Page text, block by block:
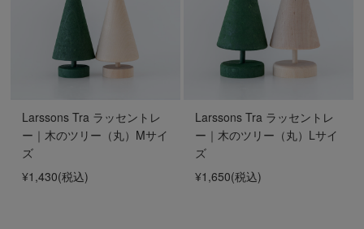
Larssons Tra ラッセントレ
ー｜木のツリー（丸）Mサイ
ズ
¥1,430(税込)
Larssons Tra ラッセントレ
ー｜木のツリー（丸）Lサイ
ズ
¥1,650(税込)